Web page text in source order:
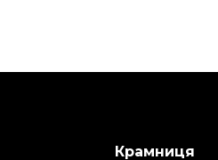
Крамниця